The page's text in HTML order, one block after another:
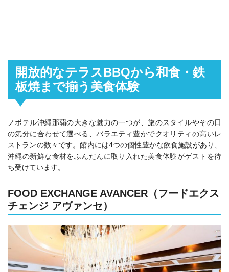
開放的なテラスBBQから和食・鉄
板焼まで揃う美食体験
ノボテル沖縄那覇の大きな魅力の一つが、旅のスタイルやその日
の気分に合わせて選べる、バラエティ豊かでクオリティの高いレ
ストランの数々です。館内には4つの個性豊かな飲食施設があり、
沖縄の新鮮な食材をふんだんに取り入れた美食体験がゲストを待
ち受けています。
FOOD EXCHANGE AVANCER（フードエクス
チェンジ アヴァンセ）